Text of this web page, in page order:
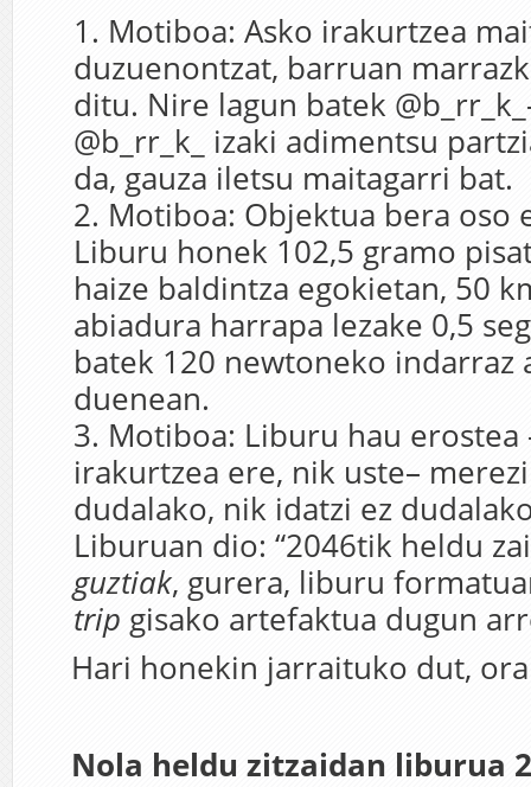
Motiboa: Asko irakurtzea
duzuenontzat, barruan
ditu. Nire lagun batek
@b_rr_k_ izaki adimentsu
da, gauza iletsu maitagarri bat.
Motiboa: Objektua bera oso
Liburu honek 102,5 gramo
haize baldintza egokietan, 50
abiadura harrapa lezake 0,5
batek 120 newtoneko indarraz
duenean.
Motiboa: Liburu hau erostea
irakurtzea ere, nik uste–
dudalako, nik idatzi ez
Liburuan dio: “2046tik heldu
guztiak, gurera, liburu
trip gisako artefaktua dugun
Hari honekin jarraituko dut,
Nola heldu zitzaidan liburua